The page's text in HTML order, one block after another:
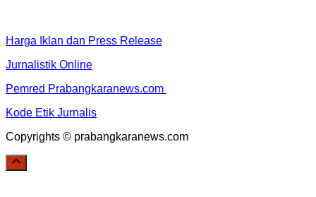
Harga Iklan dan Press Release
Jurnalistik Online
Pemred Prabangkaranews.com
Kode Etik Jurnalis
Copyrights © prabangkaranews.com